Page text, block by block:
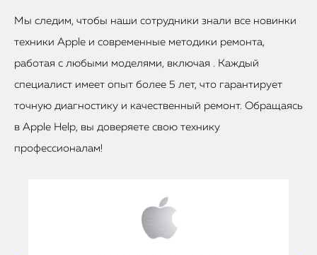
Мы следим, чтобы наши сотрудники знали все новинки
техники Apple и современные методики ремонта,
работая с любыми моделями, включая . Каждый
специалист имеет опыт более 5 лет, что гарантирует
точную диагностику и качественный ремонт. Обращаясь
в Apple Help, вы доверяете свою технику
профессионалам!